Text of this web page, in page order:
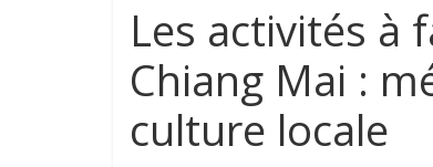
Les activités à
Chiang Mai :
culture locale